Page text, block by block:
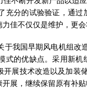
充分的试验验证，通
佳不仅仅是维护，更
我国早期风电机组改
的优缺点。采用新
展技术改造以及加装
展，继续保留原有补